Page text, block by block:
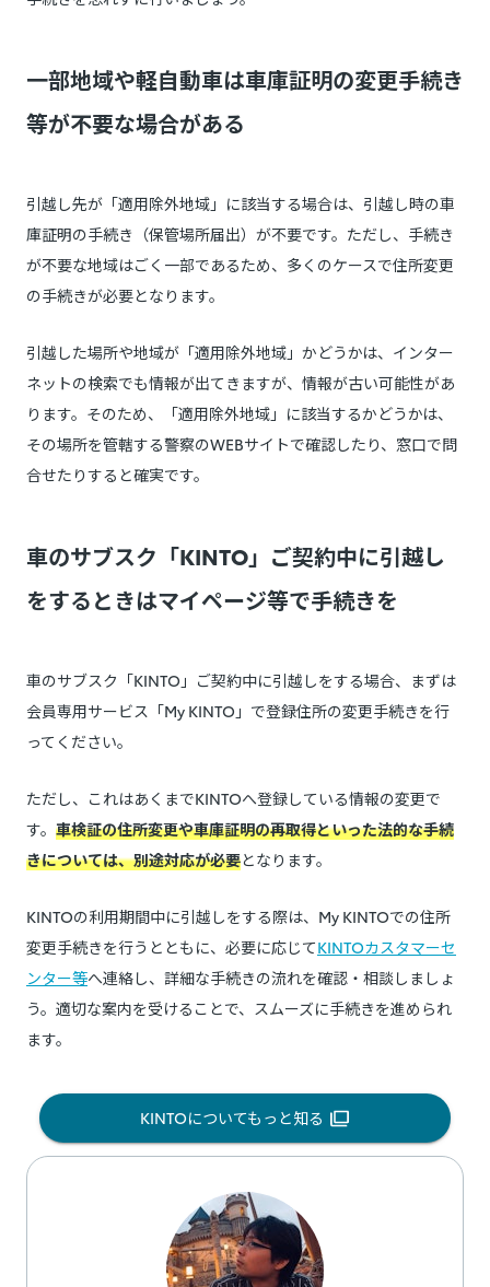
一部地域や軽自動車は車庫証明の変更手続き
等が不要な場合がある
引越し先が「適用除外地域」に該当する場合は、引越し時の車
庫証明の手続き（保管場所届出）が不要です。ただし、手続き
が不要な地域はごく一部であるため、多くのケースで住所変更
の手続きが必要となります。
引越した場所や地域が「適用除外地域」かどうかは、インター
ネットの検索でも情報が出てきますが、情報が古い可能性があ
ります。そのため、「適用除外地域」に該当するかどうかは、
その場所を管轄する警察のWEBサイトで確認したり、窓口で問
合せたりすると確実です。
車のサブスク「KINTO」ご契約中に引越し
をするときはマイページ等で手続きを
車のサブスク「KINTO」ご契約中に引越しをする場合、まずは
会員専用サービス「My KINTO」で登録住所の変更手続きを行
ってください。
ただし、これはあくまでKINTOへ登録している情報の変更で
す。 車検証の住所変更や車庫証明の再取得といった法的な手続
きについては、別途対応が必要となります。
KINTOの利用期間中に引越しをする際は、My KINTOでの住所
変更手続きを行うとともに、必要に応じてKINTOカスタマーセ
ンター等へ連絡し、詳細な手続きの流れを確認・相談しましょ
う。適切な案内を受けることで、スムーズに手続きを進められ
ます。
KINTOについてもっと知る